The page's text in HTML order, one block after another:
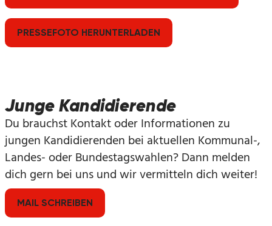
PRESSEFOTO HERUNTERLADEN
Junge Kandidierende
Du brauchst Kontakt oder Informationen zu
jungen Kandidierenden bei aktuellen Kommunal-,
Landes- oder Bundestagswahlen? Dann melden
dich gern bei uns und wir vermitteln dich weiter!
MAIL SCHREIBEN